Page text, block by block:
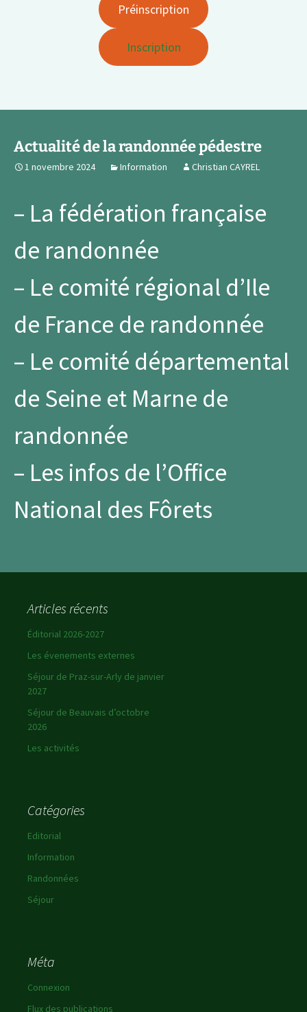
Préinscription
Inscription
Actualité de la randonnée pédestre
1 novembre 2024 Information Christian CAYREL
– La fédération française
de randonnée
– Le comité régional d’Ile
de France de randonnée
– Le comité départemental
de Seine et Marne de
randonnée
– Les infos de l’Office
National des Fôrets
Articles récents
Éditorial 2026-2027
Les évenements externes
Séjour de Praz-sur-Arly de janvier
2027
Séjour de Beauvais d’octobre
2026
Les activités
Catégories
Editorial
Information
Randonnées
Séjour
Méta
Connexion
Flux des publications